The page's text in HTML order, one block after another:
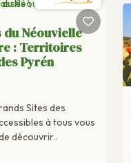
du Néouvielle
: Territoires
Pyrén
Sites des
à tous vous
découvrir..